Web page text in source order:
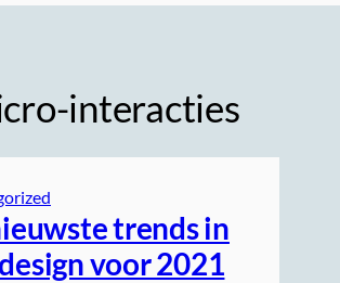
interacties
trends in
voor 2021